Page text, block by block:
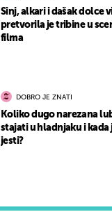
Sinj, alkari i dašak dolce
pretvorila je tribine u
filma
DOBRO JE ZNATI
Koliko dugo narezana
stajati u hladnjaku i kada
jesti?